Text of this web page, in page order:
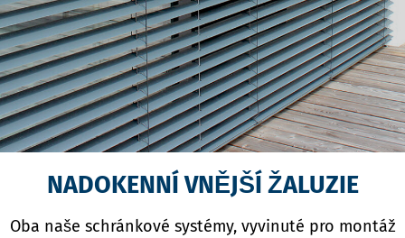
NADOKENNÍ VNĚJŠÍ ŽALUZIE
Oba naše schránkové systémy, vyvinuté pro montáž